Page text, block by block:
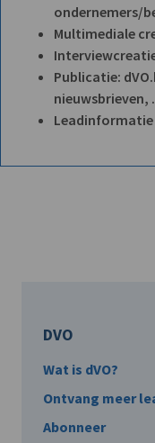
ondernemers/
Multimediale
Publicatie:
nieuwsbrieven,
DVO
Wat is dVO?
Ontvang meer
Abonneer